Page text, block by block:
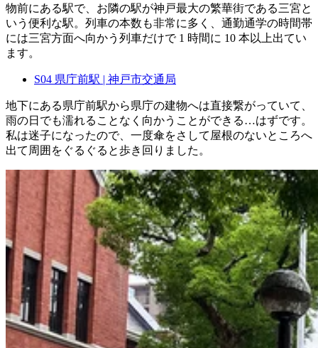
物前にある駅で、お隣の駅が神戸最大の繁華街である三宮と
いう便利な駅。列車の本数も非常に多く、通勤通学の時間帯
には三宮方面へ向かう列車だけで 1 時間に 10 本以上出てい
ます。
S04 県庁前駅 | 神戸市交通局
地下にある県庁前駅から県庁の建物へは直接繋がっていて、
雨の日でも濡れることなく向かうことができる…はずです。
私は迷子になったので、一度傘をさして屋根のないところへ
出て周囲をぐるぐると歩き回りました。